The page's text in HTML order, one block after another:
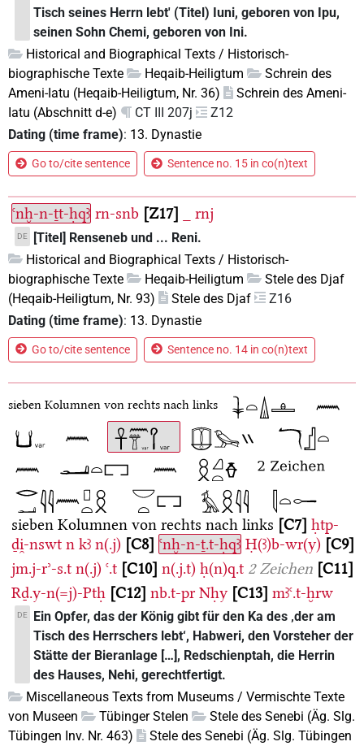
Tisch seines Herrn lebt' (Titel) Iuni, geboren von Ipu,
seinen Sohn Chemi, geboren von Ini.
Historical and Biographical Texts / Historisch-
biographische Texte
Heqaib-Heiligtum
Schrein des
Ameni-Iatu (Heqaib-Heiligtum, Nr. 36)
Schrein des Ameni-
Iatu (Abschnitt d-e)
CT III 207j
Z12
Dating (time frame): 13. Dynastie
Go to/cite sentence Sentence no. 15 in co(n)text
ꜥnḫ-n-ṯt-ḥqꜣ rn-snb Z17 rnj
DE
[Titel] Renseneb und ... Reni.
Historical and Biographical Texts / Historisch-
biographische Texte
Heqaib-Heiligtum
Stele des Djaf
(Heqaib-Heiligtum, Nr. 93)
Stele des Djaf
Z16
Dating (time frame): 13. Dynastie
Go to/cite sentence Sentence no. 14 in co(n)text
sieben Kolumnen von rechts nach links
sieben Kolumnen von rechts nach links C7 ḥtp-
ḏi̯-nswt n kꜣ n(.j) C8 ꜥnḫ-n-ṯ.t-ḥqꜣ Ḥ(ꜣ)b-wr(y) C9
jm.j-rʾ-s.t n(.j) ꜥ.t C10 n(.j.t) ḥ(n)q.t 2 Zeichen C11
Rḏ.y-n(=j)-Ptḥ C12 nb.t-pr Nḥy C13 mꜣꜥ.t-ḫrw
DE
Ein Opfer, das der König gibt für den Ka des ‚der am
Tisch des Herrschers lebt‘, Habweri, den Vorsteher der
Stätte der Bieranlage […], Redschienptah, die Herrin
des Hauses, Nehi, gerechtfertigt.
Miscellaneous Texts from Museums / Vermischte Texte
von Museen
Tübinger Stelen
Stele des Senebi (Äg. Slg.
Tübingen Inv. Nr. 463)
Stele des Senebi (Äg. Slg. Tübingen